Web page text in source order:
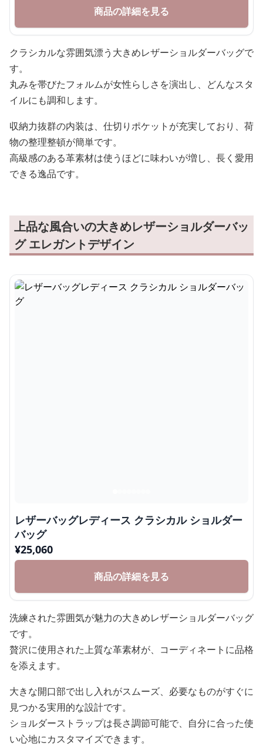
商品の詳細を見る
クラシカルな雰囲気漂う大きめレザーショルダーバッグで
す。
丸みを帯びたフォルムが女性らしさを演出し、どんなスタ
イルにも調和します。
収納力抜群の内装は、仕切りポケットが充実しており、荷
物の整理整頓が簡単です。
高級感のある革素材は使うほどに味わいが増し、長く愛用
できる逸品です。
上品な風合いの大きめレザーショルダーバッ
グ エレガントデザイン
レザーバッグレディース クラシカル ショルダー
バッグ
¥25,060
商品の詳細を見る
洗練された雰囲気が魅力の大きめレザーショルダーバッグ
です。
贅沢に使用された上質な革素材が、コーディネートに品格
を添えます。
大きな開口部で出し入れがスムーズ、必要なものがすぐに
見つかる実用的な設計です。
ショルダーストラップは長さ調節可能で、自分に合った使
い心地にカスタマイズできます。